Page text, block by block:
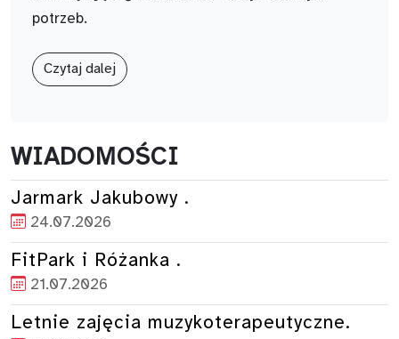
potrzeb.
Czytaj dalej
WIADOMOŚCI
Jarmark Jakubowy .
24.07.2026
FitPark i Różanka .
21.07.2026
Letnie zajęcia muzykoterapeutyczne.